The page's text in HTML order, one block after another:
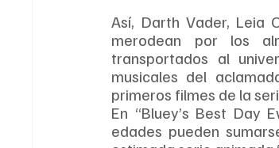
Así, Darth Vader, Leia
merodean por los
transportados al
musicales del
primeros filmes de la
En “Bluey’s Best Day
edades pueden